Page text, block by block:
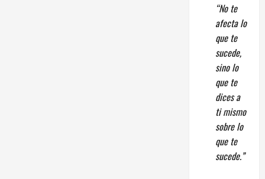
“No te
afecta lo
que te
sucede,
sino lo
que te
dices a
ti mismo
sobre lo
que te
sucede.”